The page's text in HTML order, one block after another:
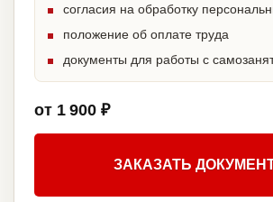
согласия на обработку
положение об оплате труда
документы для работы с
от 1 900 ₽
ЗАКАЗАТЬ